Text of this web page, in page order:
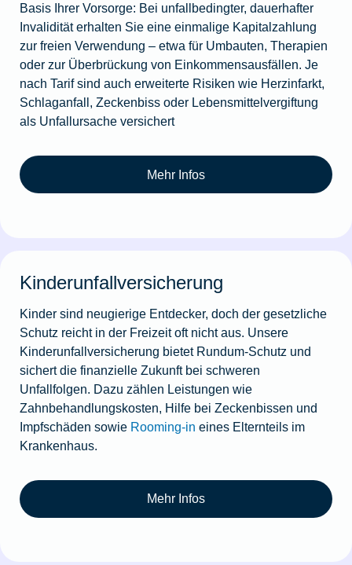
Basis Ihrer Vorsorge: Bei unfallbedingter, dauerhafter
Invalidität erhalten Sie eine einmalige Kapitalzahlung
zur freien Verwendung – etwa für Umbauten, Therapien
oder zur Überbrückung von Einkommensausfällen. Je
nach Tarif sind auch erweiterte Risiken wie Herzinfarkt,
Schlaganfall, Zeckenbiss oder Lebensmittelvergiftung
als Unfallursache versichert
Mehr Infos
Kinderunfallversicherung
Kinder sind neugierige Entdecker, doch der gesetzliche
Schutz reicht in der Freizeit oft nicht aus. Unsere
Kinderunfallversicherung bietet Rundum-Schutz und
sichert die finanzielle Zukunft bei schweren
Unfallfolgen. Dazu zählen Leistungen wie
Zahnbehandlungskosten, Hilfe bei Zeckenbissen und
Impfschäden sowie Rooming-in eines Elternteils im
Krankenhaus.
Mehr Infos